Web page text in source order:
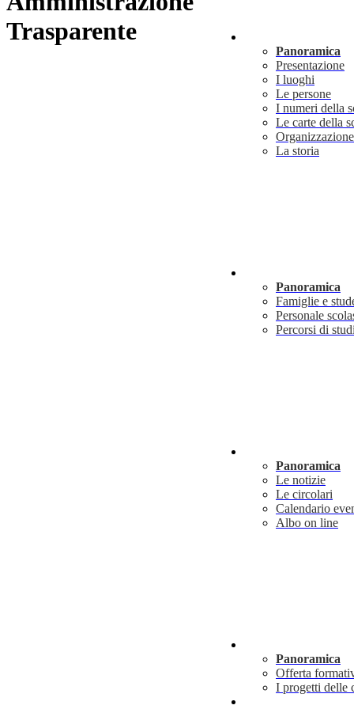
Panoramica
Presentazione
I luoghi
Le persone
I numeri della
Le carte della
Organizzazione
La storia
Panoramica
Famiglie e
Personale
Percorsi di
Panoramica
Le notizie
Le circolari
Calendario
Albo on line
Panoramica
Offerta
I progetti delle
Trasparente